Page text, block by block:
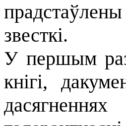
звесткі.
У першым
кнігі,